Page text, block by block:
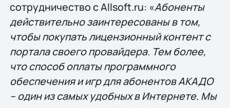
сотрудничество с Allsoft.ru: «Абоненты
действительно заинтересованы в том,
чтобы покупать лицензионный контент с
портала своего провайдера. Тем более,
что способ оплаты программного
обеспечения и игр для абонентов АКАДО
– один из самых удобных в Интернете. Мы